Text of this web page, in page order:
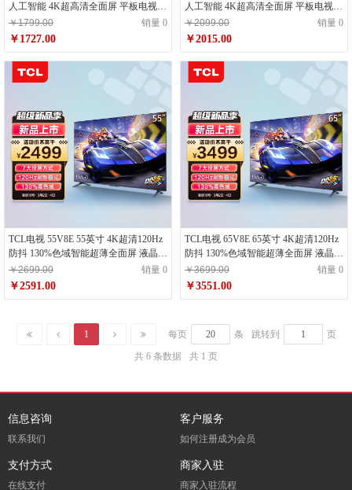
人工智能 4K超高清全面屏 平板电视
云游戏电视
￥1799.00 销量 0
￥1727.00
人工智能 4K超高清全面屏 平板电视
云游戏电视
￥2099.00 销量 0
￥2015.00
TCL电视 55V8E 55英寸 4K超清120Hz
防抖 130%色域智能超薄全面屏 液晶平
板电视机 2+32G内存 双频WiFi
￥2699.00 销量 0
￥2591.00
TCL电视 65V8E 65英寸 4K超清120Hz
防抖 130%色域智能超薄全面屏 液晶平
板电视机 2+32G内存 双频WiFi
￥3699.00 销量 0
￥3551.00
1 每页 条 跳转到
页
共 6 条数据
共 1 页
信息咨询
联系我们
客户服务
如何注册成为会员
支付方式
在线支付
商家入驻
商家入驻流程